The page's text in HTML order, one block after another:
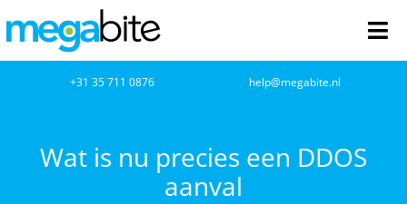
naar
inhoud
+31 35 711 0876 help@megabite.nl
Wat is nu precies een DDOS
aanval